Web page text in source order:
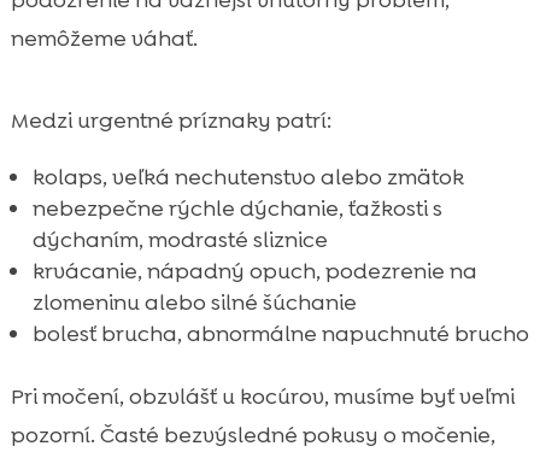
nemôžeme váhať.
Medzi urgentné príznaky patrí:
kolaps, veľká nechutenstvo alebo zmätok
nebezpečne rýchle dýchanie, ťažkosti s
dýchaním, modrasté sliznice
krvácanie, nápadný opuch, podezrenie na
zlomeninu alebo silné šúchanie
bolesť brucha, abnormálne napuchnuté brucho
Pri močení, obzvlášť u kocúrov, musíme byť veľmi
pozorní. Časté bezvýsledné pokusy o močenie,